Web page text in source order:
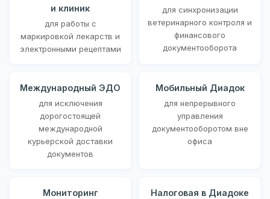
и клиник
для работы с
маркировкой лекарств и
электронными рецептами
для синхронизации
ветеринарного контроля и
финансового
документооборота
Международный ЭДО
для исключения
дорогостоящей
международной
курьерской доставки
документов
Мобильный Диадок
для непрерывного
управления
документооборотом вне
офиса
Мониторинг
Налоговая в Диадоке